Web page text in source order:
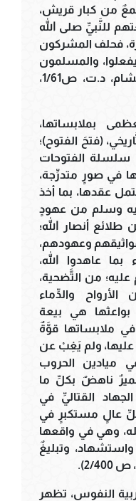
من كبار قريش،
للنَّبيِّ صلى الله
فحلف المشركون
والمسلمون
ينظرون إلى بعضهم (ابن هشام، د.ت، ص1/61،
بملابساتها،
(فتحَ الفتوح)؛
سلسلة الفتوحات
في صورٍ متدرِّجة،
عقدها، بما أخذ
وسلم من عهودٍ
أنصار الله؛
وعهودهم،
بما عاهدوا الله،
من التَّضحية،
والدِّماء
بواعثها هي بيعة
في ملابساتها قوَّةٌ
ولم يَغِبْ عن
ميادين الحروب
ناهضٌ بكلِّ ما
القتاليِّ في
كلِّ عالٍ مستكبرٍ في
وهي في واقعها
وتبليغٌ
النفوس، تظهر